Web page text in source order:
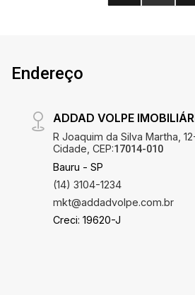
Endereço
ADDAD VOLPE
R Joaquim da Silva Martha,
Cidade, CEP:17014-010
Bauru - SP
(14) 3104-1234
mkt@addadvolpe.com.br
Creci: 19620-J